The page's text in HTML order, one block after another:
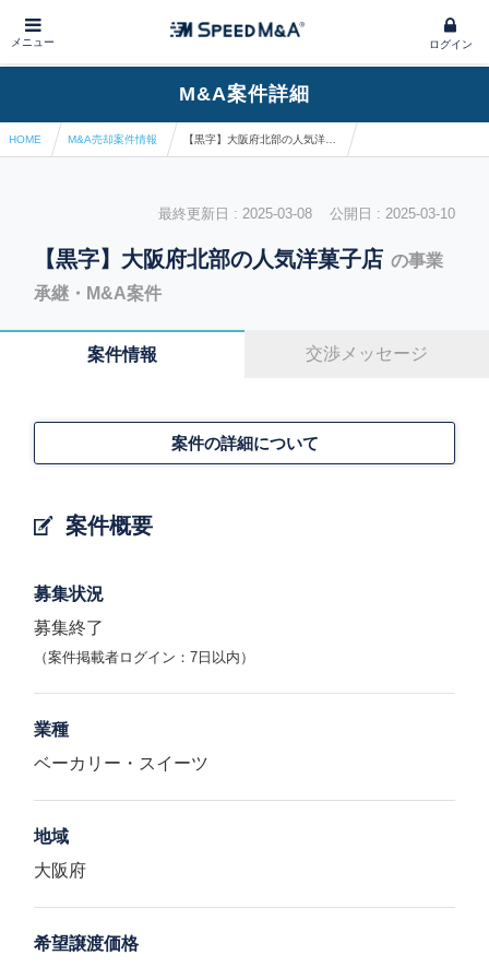
メニュー ログイン
M&A案件詳細
HOME M&A売却案件情報
最終更新日 : 2025-03-08 公開日 : 2025-03-10
【黒字】大阪府北部の人気洋菓子店 の事業
承継・M&A案件
案件情報 交渉メッセージ
案件概要
案件の詳細について
募集状況
募集終了
（案件掲載者ログイン：7日以内）
業種
ベーカリー・スイーツ
地域
大阪府
希望譲渡価格